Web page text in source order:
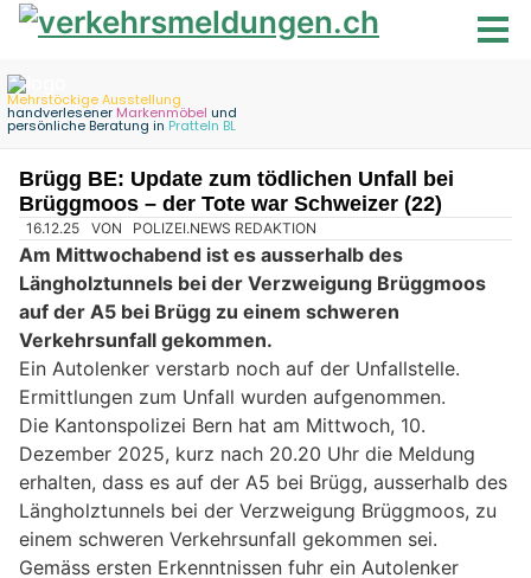
Brügg BE: Update zum tödlichen Unfall bei
Brüggmoos – der Tote war Schweizer (22)
16.12.25 VON POLIZEI.NEWS REDAKTION
Am Mittwochabend ist es ausserhalb des
Längholztunnels bei der Verzweigung Brüggmoos
auf der A5 bei Brügg zu einem schweren
Verkehrsunfall gekommen.
Ein Autolenker verstarb noch auf der Unfallstelle.
Ermittlungen zum Unfall wurden aufgenommen.
Die Kantonspolizei Bern hat am Mittwoch, 10.
Dezember 2025, kurz nach 20.20 Uhr die Meldung
erhalten, dass es auf der A5 bei Brügg, ausserhalb des
Längholztunnels bei der Verzweigung Brüggmoos, zu
einem schweren Verkehrsunfall gekommen sei.
Gemäss ersten Erkenntnissen fuhr ein Autolenker